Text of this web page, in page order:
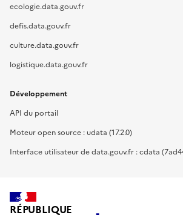
ecologie.data.gouv.fr
defis.data.gouv.fr
culture.data.gouv.fr
logistique.data.gouv.fr
Développement
API du portail
Moteur open source : udata (17.2.0)
Interface utilisateur de data.gouv.fr : cdata
RÉPUBLIQUE